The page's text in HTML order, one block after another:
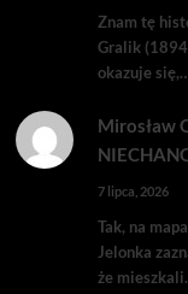
Znam tę
Gralik (1894
okazuje
Mirosław
7 lipca, 2026
Tak, na
Jelonka
że